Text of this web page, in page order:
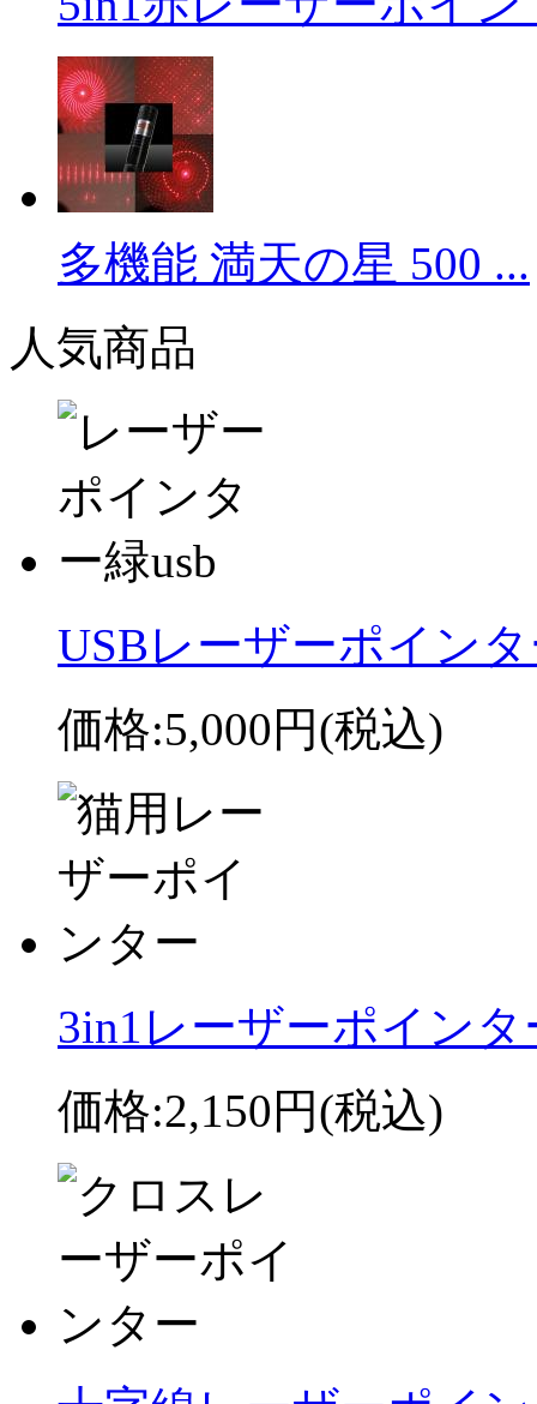
多機能 満天の星 500 ...
人気商品
USBレーザーポイン
価格:5,000円(税込)
3in1レーザーポイン
価格:2,150円(税込)